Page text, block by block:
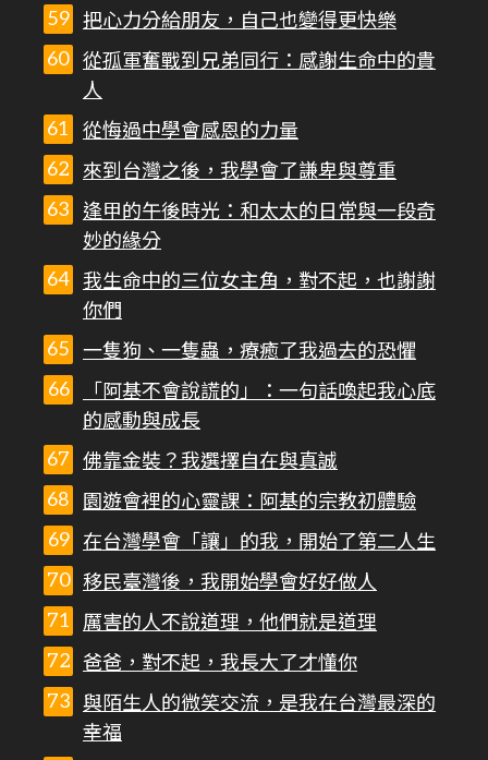
把心力分給朋友，自己也變得更快樂
從孤軍奮戰到兄弟同行：感謝生命中的貴
人
從悔過中學會感恩的力量
來到台灣之後，我學會了謙卑與尊重
逢甲的午後時光：和太太的日常與一段奇
妙的緣分
我生命中的三位女主角，對不起，也謝謝
你們
一隻狗、一隻蟲，療癒了我過去的恐懼
「阿基不會說謊的」：一句話喚起我心底
的感動與成長
佛靠金裝？我選擇自在與真誠
園遊會裡的心靈課：阿基的宗教初體驗
在台灣學會「讓」的我，開始了第二人生
移民臺灣後，我開始學會好好做人
厲害的人不說道理，他們就是道理
爸爸，對不起，我長大了才懂你
與陌生人的微笑交流，是我在台灣最深的
幸福